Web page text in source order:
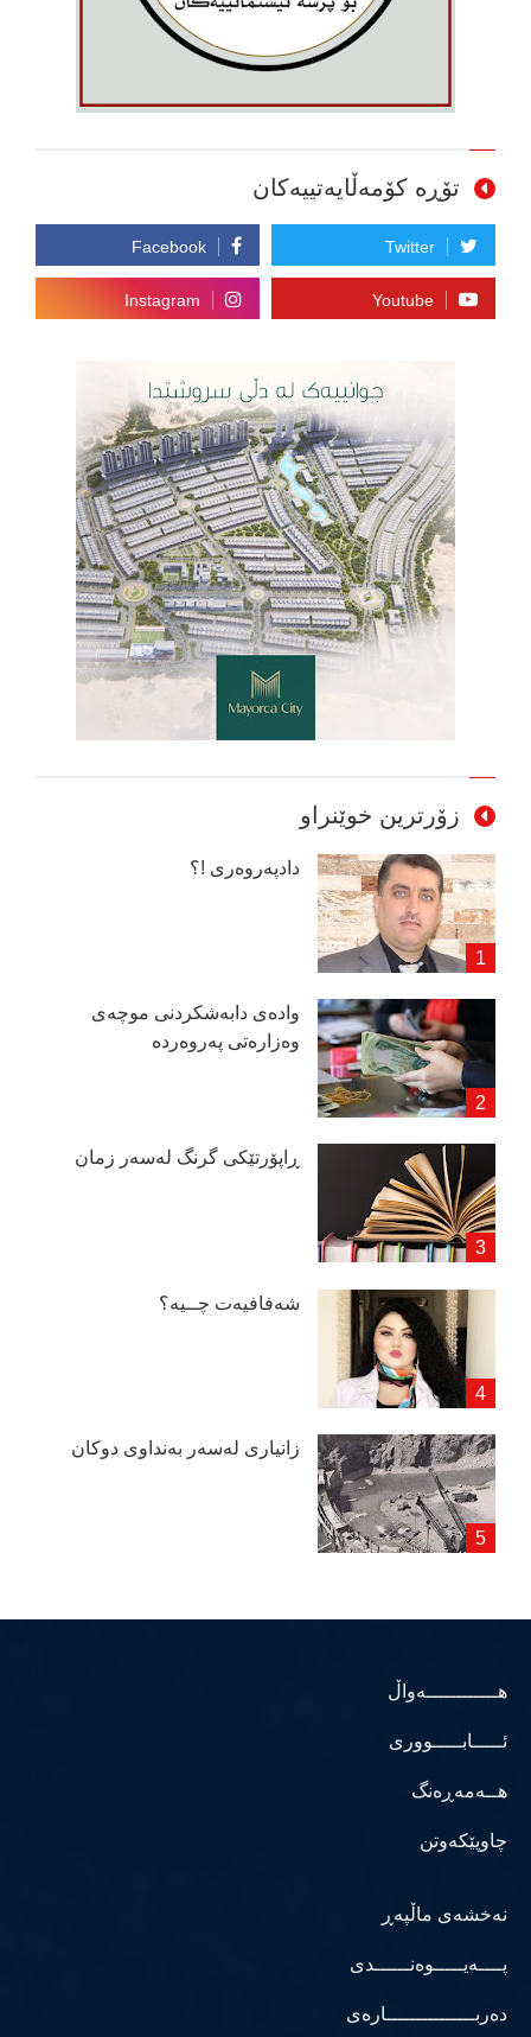
تۆڕە کۆمەڵایەتییەکان
زۆرترین خوێنراو
دادپەروەری !؟
وادەی دابەشكردنی موچەی
وەزارەتی پەروەردە
ڕاپۆرتێكی گرنگ لەسەر زمان
شەفافیەت چــیە؟
زانیاری لەسەر بەنداوی دوكان
هــــــــــــەواڵ
ئـــــابـــــووری
هــەمەڕەنگ
چاوپێکەوتن
نەخشەی ماڵپەڕ
پــــەیـــــوەنــــــدی
دەربـــــــــــــــارەی